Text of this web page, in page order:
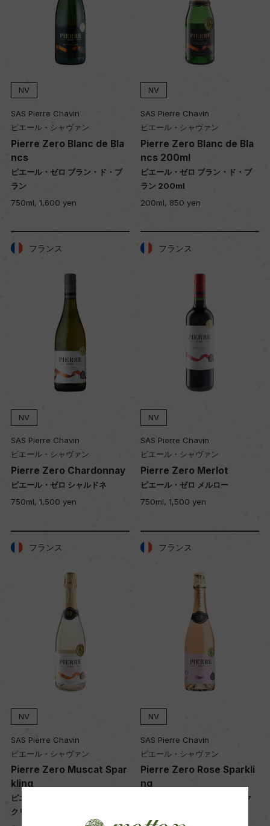
NV
SAS Pierre Chavin
ピエール・シャヴァン
Pierre Zero Blanc de Bla
ncs
ピエール・ゼロ ブラン・ド・ブ
ラン
750ml, 1,600 yen
NV
SAS Pierre Chavin
ピエール・シャヴァン
Pierre Zero Blanc de Bla
ncs 200ml
ピエール・ゼロ ブラン・ド・ブ
ラン 200ml
200ml, 850 yen
フランス
NV
SAS Pierre Chavin
ピエール・シャヴァン
Pierre Zero Chardonnay
ピエール・ゼロ シャルドネ
750ml, 1,500 yen
フランス
NV
SAS Pierre Chavin
ピエール・シャヴァン
Pierre Zero Merlot
ピエール・ゼロ メルロー
750ml, 1,500 yen
フランス
NV
SAS Pierre Chavin
ピエール・シャヴァン
Pierre Zero Muscat Spar
kling
ピエール・ゼロ ミュスカ スパー
クリング
フランス
NV
SAS Pierre Chavin
ピエール・シャヴァン
Pierre Zero Rose Sparkli
ng
ピエール・ゼロ ロゼ・スパーク